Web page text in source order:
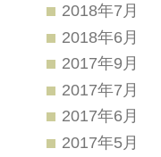
2018年7月
2018年6月
2017年9月
2017年7月
2017年6月
2017年5月